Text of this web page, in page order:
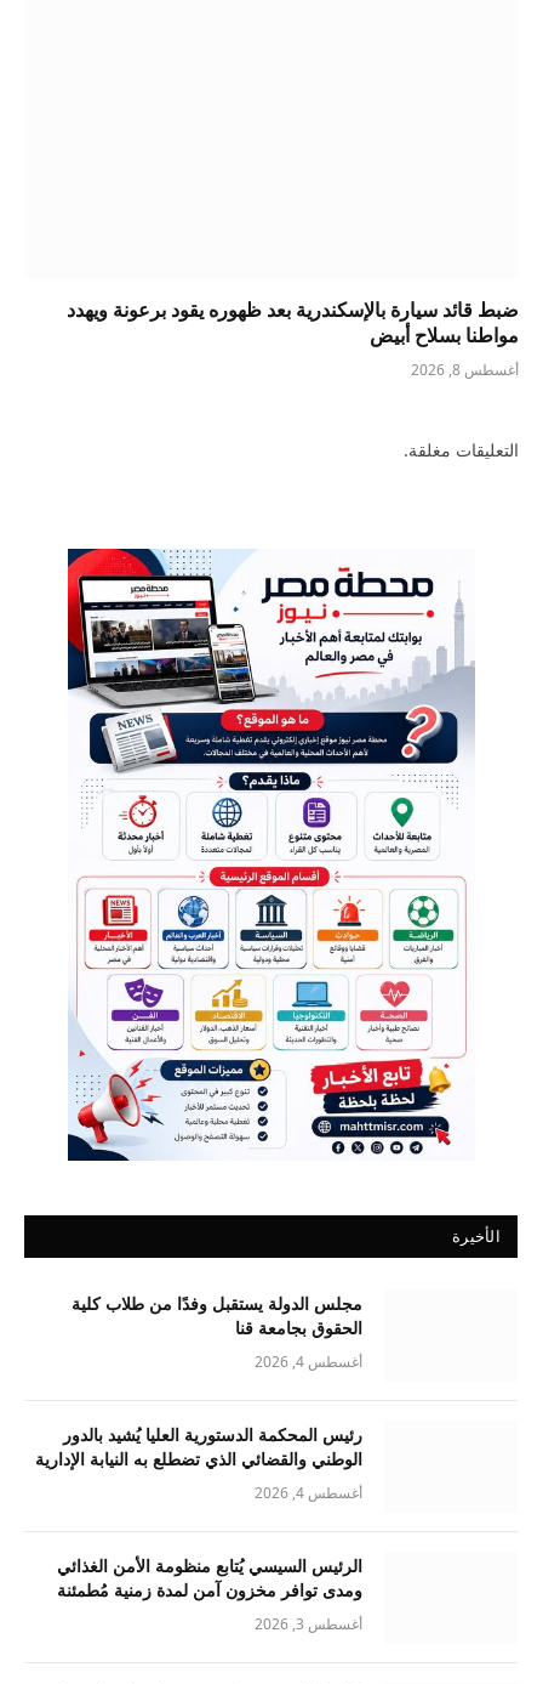
ضبط قائد سيارة بالإسكندرية بعد ظهوره يقود برعونة ويهدد
مواطنا بسلاح أبيض
أغسطس 8, 2026
التعليقات مغلقة.
الأخيرة
مجلس الدولة يستقبل وفدًا من طلاب كلية
الحقوق بجامعة قنا
أغسطس 4, 2026
رئيس المحكمة الدستورية العليا يُشيد بالدور
الوطني والقضائي الذي تضطلع به النيابة الإدارية
أغسطس 4, 2026
الرئيس السيسي يُتابع منظومة الأمن الغذائي
ومدى توافر مخزون آمن لمدة زمنية مُطمئنة
أغسطس 3, 2026